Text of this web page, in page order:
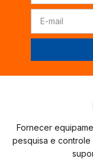
Fornecer
pesquisa e